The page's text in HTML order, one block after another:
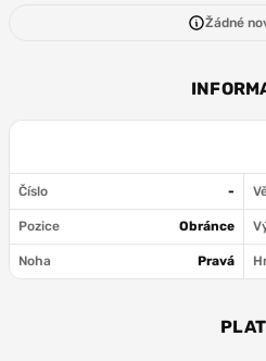
Žádné
Číslo -
Pozice Obránce
Noha Pravá
PLAT